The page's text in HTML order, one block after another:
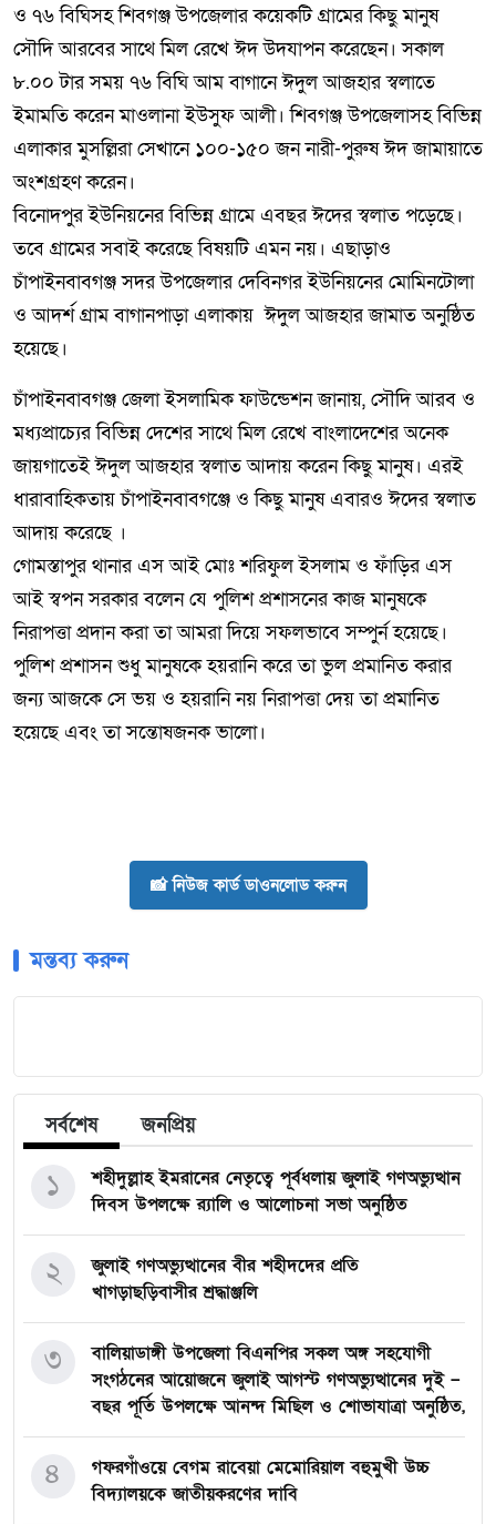
ও ৭৬ বিঘিসহ শিবগঞ্জ উপজেলার কয়েকটি গ্রামের কিছু মানুষ
সৌদি আরবের সাথে মিল রেখে ঈদ উদযাপন করেছেন। সকাল
৮.০০ টার সময় ৭৬ বিঘি আম বাগানে ঈদুল আজহার স্বলাতে
ইমামতি করেন মাওলানা ইউসুফ আলী। শিবগঞ্জ উপজেলাসহ বিভিন্ন
এলাকার মুসল্লিরা সেখানে ১০০-১৫০ জন নারী-পুরুষ ঈদ জামায়াতে
অংশগ্রহণ করেন।
বিনোদপুর ইউনিয়নের বিভিন্ন গ্রামে এবছর ঈদের স্বলাত পড়েছে।
তবে গ্রামের সবাই করেছে বিষয়টি এমন নয়। এছাড়াও
চাঁপাইনবাবগঞ্জ সদর উপজেলার দেবিনগর ইউনিয়নের মোমিনটোলা
ও আদর্শ গ্রাম বাগানপাড়া এলাকায় ঈদুল আজহার জামাত অনুষ্ঠিত
হয়েছে।
চাঁপাইনবাবগঞ্জ জেলা ইসলামিক ফাউন্ডেশন জানায়, সৌদি আরব ও
মধ্যপ্রাচ্যের বিভিন্ন দেশের সাথে মিল রেখে বাংলাদেশের অনেক
জায়গাতেই ঈদুল আজহার স্বলাত আদায় করেন কিছু মানুষ। এরই
ধারাবাহিকতায় চাঁপাইনবাবগঞ্জে ও কিছু মানুষ এবারও ঈদের স্বলাত
আদায় করেছে ।
গোমস্তাপুর থানার এস আই মোঃ শরিফুল ইসলাম ও ফাঁড়ির এস
আই স্বপন সরকার বলেন যে পুলিশ প্রশাসনের কাজ মানুষকে
নিরাপত্তা প্রদান করা তা আমরা দিয়ে সফলভাবে সম্পুর্ন হয়েছে।
পুলিশ প্রশাসন শুধু মানুষকে হয়রানি করে তা ভুল প্রমানিত করার
জন্য আজকে সে ভয় ও হয়রানি নয় নিরাপত্তা দেয় তা প্রমানিত
হয়েছে এবং তা সন্তোষজনক ভালো।
📸 নিউজ কার্ড ডাওনলোড করুন
মন্তব্য করুন
সর্বশেষ জনপ্রিয়
শহীদুল্লাহ ইমরানের নেতৃত্বে পূর্বধলায় জুলাই গণঅভ্যুত্থান
দিবস উপলক্ষে র‍্যালি ও আলোচনা সভা অনুষ্ঠিত
১
জুলাই গণঅভ্যুত্থানের বীর শহীদদের প্রতি
খাগড়াছড়িবাসীর শ্রদ্ধাঞ্জলি
২
বালিয়াডাঙ্গী উপজেলা বিএনপির সকল অঙ্গ সহযোগী
সংগঠনের আয়োজনে জুলাই আগস্ট গণঅভ্যুত্থানের দুই –
বছর পূর্তি উপলক্ষে আনন্দ মিছিল ও শোভাযাত্রা অনুষ্ঠিত,
৩
গফরগাঁওয়ে বেগম রাবেয়া মেমোরিয়াল বহুমুখী উচ্চ
বিদ্যালয়কে জাতীয়করণের দাবি
৪